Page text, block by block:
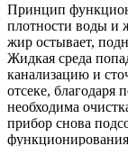
Принцип
плотности воды и
жир остывает,
Жидкая среда
канализацию и
отсеке, благодаря
необходима
прибор снова